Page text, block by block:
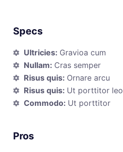
Specs
Ultricies: Gravioa cum
Nullam: Cras semper
Risus quis: Ornare arcu
Risus quis: Ut porttitor leo
Commodo: Ut porttitor
Pros